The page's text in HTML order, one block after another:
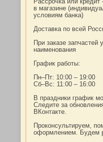
Рассрочка или
в магазине
условиям банка)
Доставка по всей
При заказе запчастей
наименования
График работы:
Пн–Пт: 10:00 – 19:00
Сб–Вс: 11:00 – 16:00
В праздники график
Следите за
ВКонтакте.
Проконсультируем,
оформлением. Будем